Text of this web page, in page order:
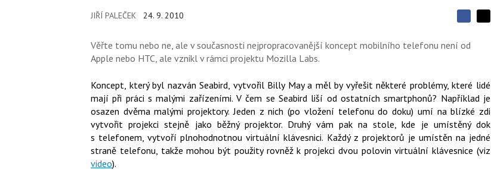
JIŘÍ PALEČEK 24. 9. 2010
S
í
e
t
S
l
e
n
a
F
a
e
b
e
n
a
s
í
i
X
Věřte tomu nebo ne, ale v současnosti nejpropracovanější koncept mobilního telefonu není od
Apple nebo HTC, ale vznikl v rámci projektu Mozilla Labs.
Koncept, který byl nazván Seabird, vytvořil Billy May a měl by vyřešit některé problémy, které lidé
mají při práci s malými zařízeními. V čem se Seabird liší od ostatních smartphonů? Například je
osazen dvěma malými projektory. Jeden z nich (po vložení telefonu do doku) umí na blízké zdi
vytvořit projekci stejně jako běžný projektor. Druhý vám pak na stole, kde je umístěný dok
s telefonem, vytvoří plnohodnotnou virtuální klávesnici. Každý z projektorů je umístěn na jedné
straně telefonu, takže mohou být použity rovněž k projekci dvou polovin virtuální klávesnice (viz
video).